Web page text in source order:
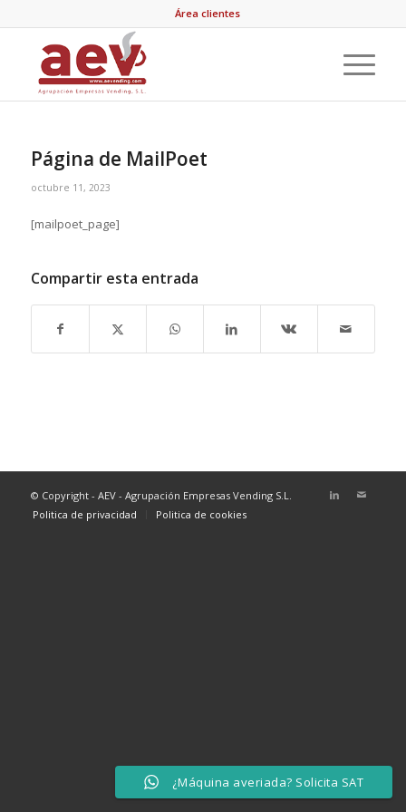
Área clientes
Página de MailPoet
octubre 11, 2023
[mailpoet_page]
Compartir esta entrada
© Copyright - AEV - Agrupación Empresas Vending S.L.
Politica de privacidad
Politica de cookies
¿Máquina averiada? Solicita SAT